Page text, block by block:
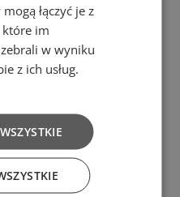
Add to cart
Bąble
MISKA 1,5L
BIAŁA
zł7.99
Add to cart
łączyć je z
im
w wyniku
z ich usług.